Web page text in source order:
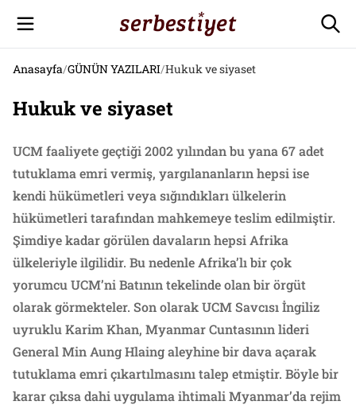
Anasayfa/GÜNÜN YAZILARI/Hukuk ve siyaset
Hukuk ve siyaset
UCM faaliyete geçtiği 2002 yılından bu yana 67 adet
tutuklama emri vermiş, yargılananların hepsi ise
kendi hükümetleri veya sığındıkları ülkelerin
hükümetleri tarafından mahkemeye teslim edilmiştir.
Şimdiye kadar görülen davaların hepsi Afrika
ülkeleriyle ilgilidir. Bu nedenle Afrika’lı bir çok
yorumcu UCM’ni Batının tekelinde olan bir örgüt
olarak görmekteler. Son olarak UCM Savcısı İngiliz
uyruklu Karim Khan, Myanmar Cuntasının lideri
General Min Aung Hlaing aleyhine bir dava açarak
tutuklama emri çıkartılmasını talep etmiştir. Böyle bir
karar çıksa dahi uygulama ihtimali Myanmar’da rejim